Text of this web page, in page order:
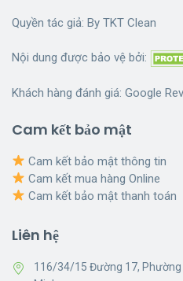
Quyền tác giả: By TKT Clean
Nội dung được bảo vệ bởi:
Khách hàng đánh giá: Google
Cam kết bảo mật
Cam kết bảo mật thông tin
Cam kết mua hàng Online
Cam kết bảo mật thanh toán
Liên hệ
116/34/15 Đường 17, Phường